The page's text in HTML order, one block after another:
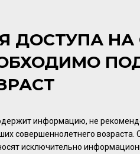
ДОСТУПА НА
информацию, не
совершеннолетнего
исключительно